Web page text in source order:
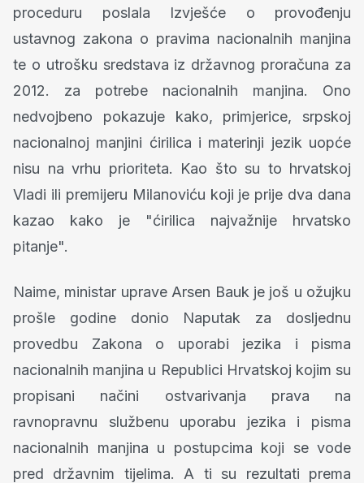
proceduru poslala Izvješće o provođenju
ustavnog zakona o pravima nacionalnih manjina
te o utrošku sredstava iz državnog proračuna za
2012. za potrebe nacionalnih manjina. Ono
nedvojbeno pokazuje kako, primjerice, srpskoj
nacionalnoj manjini ćirilica i materinji jezik uopće
nisu na vrhu prioriteta. Kao što su to hrvatskoj
Vladi ili premijeru Milanoviću koji je prije dva dana
kazao kako je "ćirilica najvažnije hrvatsko
pitanje".
Naime, ministar uprave Arsen Bauk je još u ožujku
prošle godine donio Naputak za dosljednu
provedbu Zakona o uporabi jezika i pisma
nacionalnih manjina u Republici Hrvatskoj kojim su
propisani načini ostvarivanja prava na
ravnopravnu službenu uporabu jezika i pisma
nacionalnih manjina u postupcima koji se vode
pred državnim tijelima. A ti su rezultati prema